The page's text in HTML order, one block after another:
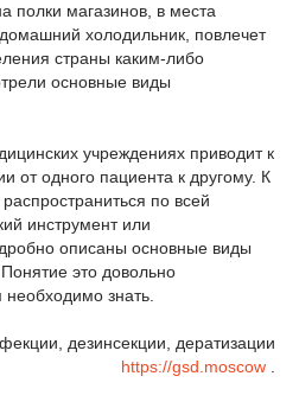
полки магазинов, в места
холодильник, повлечет
страны каким-либо
основные виды
учреждениях приводит к
от одного пациента к другому. К
по всей
инструмент или
описаны основные виды
это довольно
знать.
дезинсекции, дератизации
https://gsd.moscow